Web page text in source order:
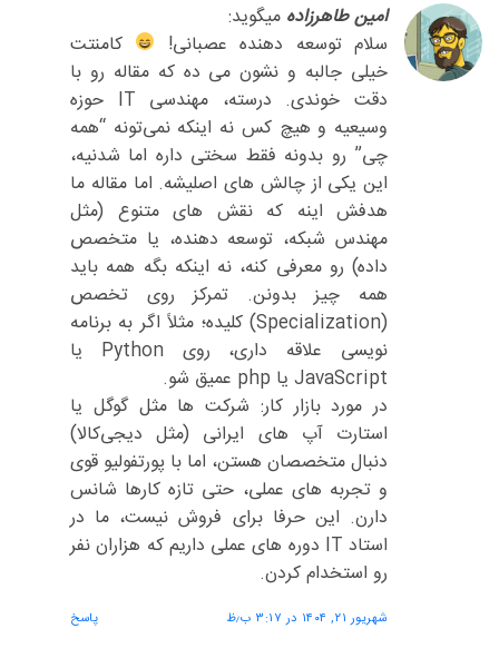
امین طاهرزاده میگوید:
سلام توسعه دهنده عصبانی!
کامنتت
خیلی جالبه و نشون می ده که مقاله رو با
دقت خوندی. درسته، مهندسی IT حوزه
وسیعیه و هیچ کس نه اینکه نمی‌تونه “همه
چی” رو بدونه فقط سختی داره اما شدنیه،
این یکی از چالش های اصلیشه. اما مقاله ما
هدفش اینه که نقش های متنوع (مثل
مهندس شبکه، توسعه دهنده، یا متخصص
داده) رو معرفی کنه، نه اینکه بگه همه باید
همه چیز بدونن. تمرکز روی تخصص
(Specialization) کلیده؛ مثلاً اگر به برنامه
نویسی علاقه داری، روی Python یا
JavaScript یا php عمیق شو.
در مورد بازار کار: شرکت ها مثل گوگل یا
استارت آپ های ایرانی (مثل دیجی‌کالا)
دنبال متخصصان هستن، اما با پورتفولیو قوی
و تجربه های عملی، حتی تازه کارها شانس
دارن. این حرفا برای فروش نیست، ما در
استاد IT دوره های عملی داریم که هزاران نفر
رو استخدام کردن.
شهریور ۲۱, ۱۴۰۴ در ۳:۱۷ ب٫ظ پاسخ